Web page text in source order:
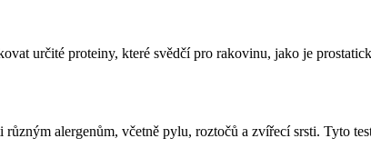
určité proteiny, které svědčí pro rakovinu, jako je
alergenům, včetně pylu, roztočů a zvířecí srsti. Tyto